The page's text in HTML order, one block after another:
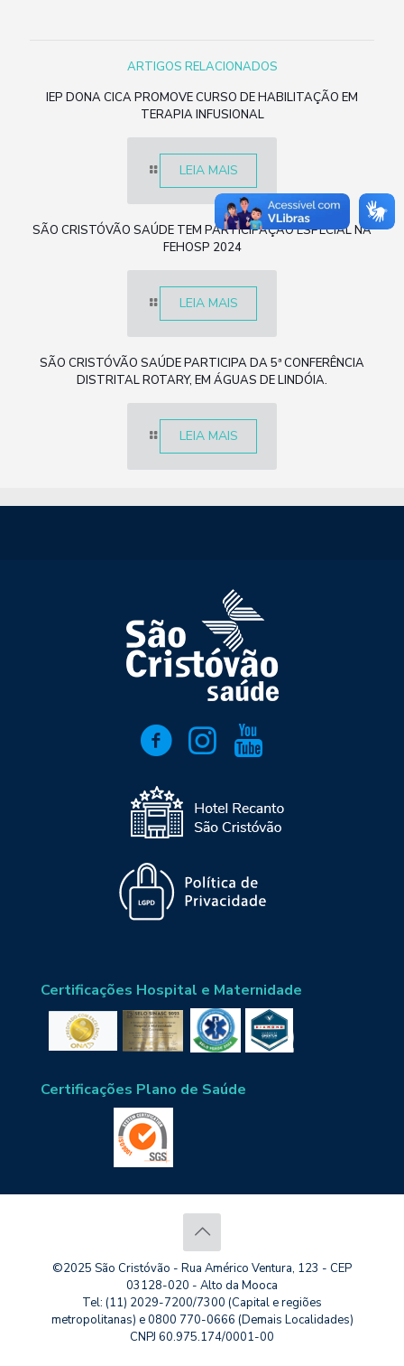
ARTIGOS RELACIONADOS
IEP DONA CICA PROMOVE CURSO DE HABILITAÇÃO EM
TERAPIA INFUSIONAL
LEIA MAIS
SÃO CRISTÓVÃO SAÚDE TEM PARTICIPAÇÃO ESPECIAL NA
FEHOSP 2024
LEIA MAIS
SÃO CRISTÓVÃO SAÚDE PARTICIPA DA 5ª CONFERÊNCIA
DISTRITAL ROTARY, EM ÁGUAS DE LINDÓIA.
LEIA MAIS
Certificações Hospital e Maternidade
Certificações Plano de Saúde
©2025 São Cristóvão - Rua Américo Ventura, 123 - CEP
03128-020 - Alto da Mooca
Tel: (11) 2029-7200/7300 (Capital e regiões
metropolitanas) e 0800 770-0666 (Demais Localidades)
CNPJ 60.975.174/0001-00